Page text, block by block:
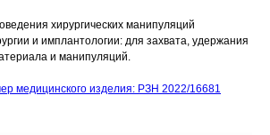
хирургических манипуляций
и имплантологии: для захвата, удержания
и манипуляций.
медицинского изделия: РЗН 2022/16681